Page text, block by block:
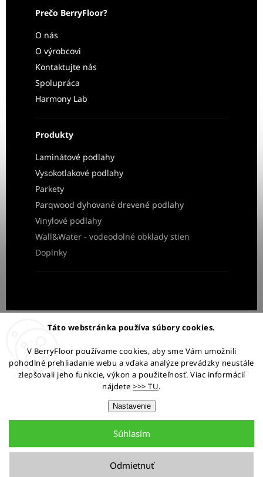
Táto webstránka používa súbory cookies.
V BerryFloor používame cookies, aby sme Vám umožnili
pohodlné prehliadanie webu a vďaka analýze prevádzky neustále
zlepšovali jeho funkcie, výkon a použiteľnosť. Viac informácií
nájdete>>> TU.
Nastavenie
Odmietnuť
Súhlasím
Prečo BerryFloor?
O nás
O výrobcovi
Kontaktujte nás
Spolupráca
Harmony Lab
Produkty
Laminátové podlahy
Vysokotlakové podlahy
Parkety
Parqwood dyhované drevené podlahy
Vinylové podlahy
Wall&Water - vodeodolné obklady stien
Doplnky
Obchodné podmienkyOchrana osobných údajov
Ostaňme v kontakte:
Upraviť nastavenie cookies
Grafický návrh vytvořil a nakódoval